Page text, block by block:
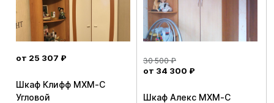
от 25 307 ₽
Шкаф Клифф MXM-C
Угловой
30 500 ₽
от 34 300 ₽
Шкаф Алекс MXM-C